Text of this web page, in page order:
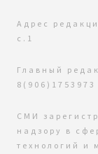
Адрес
с.1
Главный
8(906)1753973
СМИ
надзору в
технологий и